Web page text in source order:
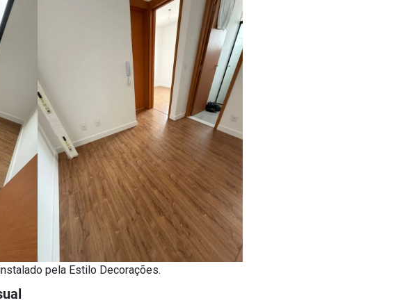
pela Estilo Decorações.